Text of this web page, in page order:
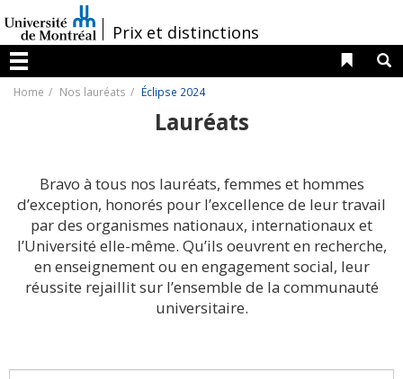
au
contenu
/Prix et distinctions
Menu
Liens
Home Nos lauréats Éclipse 2024
Lauréats
Bravo à tous nos lauréats, femmes et hommes
d’exception, honorés pour l’excellence de leur travail
par des organismes nationaux, internationaux et
l’Université elle-même. Qu’ils oeuvrent en recherche,
en enseignement ou en engagement social, leur
réussite rejaillit sur l’ensemble de la communauté
universitaire.